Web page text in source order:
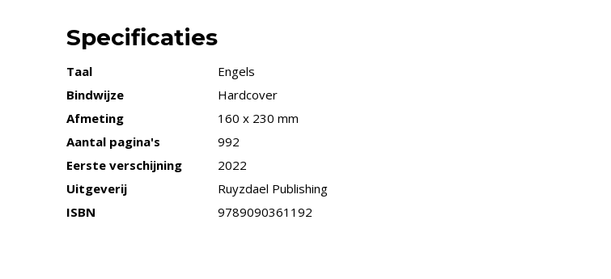
Specificaties
Taal
Engels
Bindwijze
Hardcover
Afmeting
160 x 230 mm
Aantal pagina's
992
Eerste verschijning
2022
Uitgeverij
Ruyzdael Publishing
ISBN
9789090361192